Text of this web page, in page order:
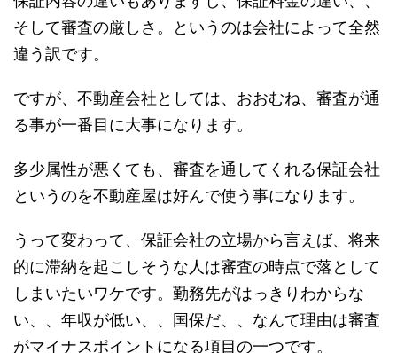
そして審査の厳しさ。というのは会社によって全然
違う訳です。
ですが、不動産会社としては、おおむね、審査が通
る事が一番目に大事になります。
多少属性が悪くても、審査を通してくれる保証会社
というのを不動産屋は好んで使う事になります。
うって変わって、保証会社の立場から言えば、将来
的に滞納を起こしそうな人は審査の時点で落として
しまいたいワケです。勤務先がはっきりわからな
い、、年収が低い、、国保だ、、なんて理由は審査
がマイナスポイントになる項目の一つです。